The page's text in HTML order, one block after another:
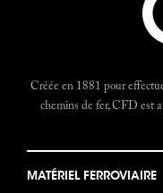
Créée en 1881 pour
chemins de fer, CFD est
MATÉRIEL FERROVIAIRE